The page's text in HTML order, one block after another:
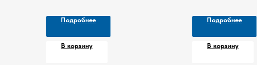
Подробнее
В корзину
Подробнее
В корзину